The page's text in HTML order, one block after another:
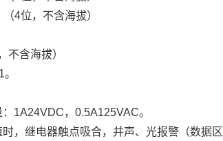
4位，不含海拔）
不含海拔）
1A24VDC，0.5A125VAC。
，继电器触点吸合，并声、光报警（数据